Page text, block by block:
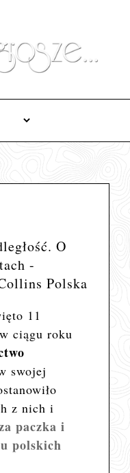
O
-
Polska
11
ciągu roku
swojej
z nich i
paczka i
polskich